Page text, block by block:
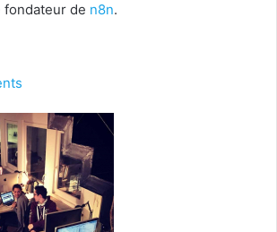
fondateur de n8n.